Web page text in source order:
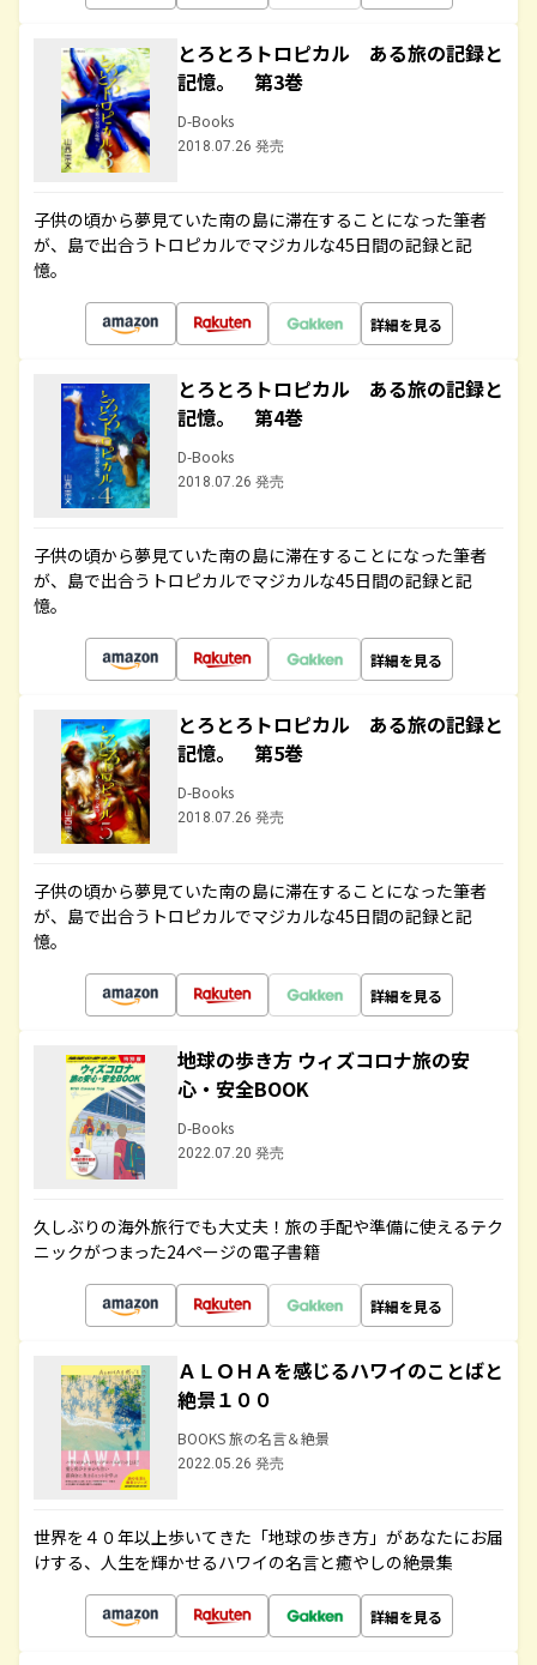
とろとろトロピカル ある旅の記録と
記憶。 第3巻
D-Books
2018.07.26 発売
子供の頃から夢見ていた南の島に滞在することになった筆者
が、島で出合うトロピカルでマジカルな45日間の記録と記
憶。
詳細を見る
とろとろトロピカル ある旅の記録と
記憶。 第4巻
D-Books
2018.07.26 発売
子供の頃から夢見ていた南の島に滞在することになった筆者
が、島で出合うトロピカルでマジカルな45日間の記録と記
憶。
詳細を見る
とろとろトロピカル ある旅の記録と
記憶。 第5巻
D-Books
2018.07.26 発売
子供の頃から夢見ていた南の島に滞在することになった筆者
が、島で出合うトロピカルでマジカルな45日間の記録と記
憶。
詳細を見る
地球の歩き方 ウィズコロナ旅の安
心・安全BOOK
D-Books
2022.07.20 発売
久しぶりの海外旅行でも大丈夫！旅の手配や準備に使えるテク
ニックがつまった24ページの電子書籍
詳細を見る
ＡＬＯＨＡを感じるハワイのことばと
絶景１００
BOOKS 旅の名言＆絶景
2022.05.26 発売
世界を４０年以上歩いてきた「地球の歩き方」があなたにお届
けする、人生を輝かせるハワイの名言と癒やしの絶景集
詳細を見る